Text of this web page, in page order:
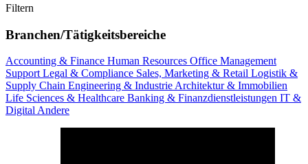
Filtern
Branchen/Tätigkeitsbereiche
Accounting & Finance Human Resources Office Management
SupportLegal & Compliance Sales, Marketing & Retail Logistik &
Supply Chain Engineering & IndustrieArchitektur & Immobilien
Life Sciences & Healthcare Banking & Finanzdienstleistungen IT &
DigitalAndere